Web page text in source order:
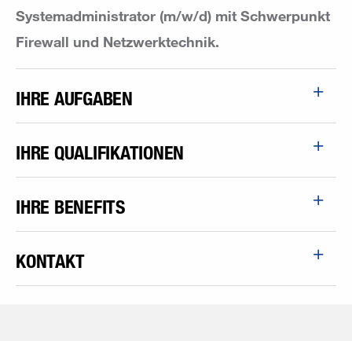
Systemadministrator (m/w/d) mit Schwerpunkt
Firewall und Netzwerktechnik.
IHRE AUFGABEN
IHRE QUALIFIKATIONEN
IHRE BENEFITS
KONTAKT